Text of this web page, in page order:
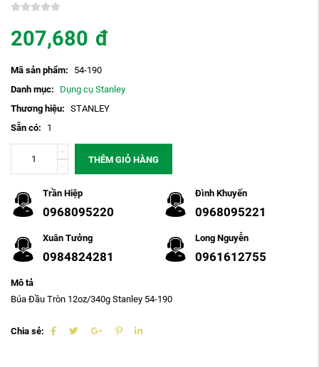
207,680 đ
Mã sản phẩm:
54-190
Danh mục:
Dụng cụ Stanley
Thương hiệu: STANLEY
Sẵn có:
1
THÊM GIỎ HÀNG
Trần Hiệp
0968095220
Đình Khuyến
0968095221
Xuân Tưởng
0984824281
Long Nguyễn
0961612755
Mô tả
Búa Đầu Tròn 12oz/340g Stanley 54-190
Chia sẻ: